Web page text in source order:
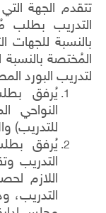
تتقدم الجهة
التدريب بطلب
بالنسبة للجهات
المُختصة
لتدريب البورد
يُرفق
النواحي
للتدريب)
يُرفق
التدريب
اللازم
التدريب،